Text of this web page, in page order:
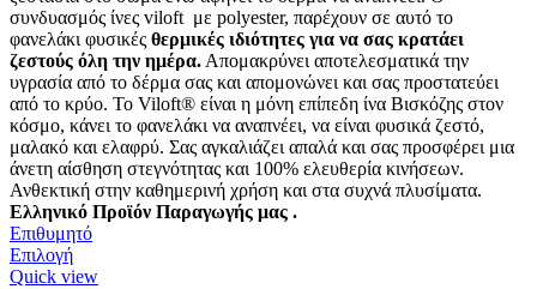
συνδυασμός ίνες viloft με polyester, παρέχουν σε αυτό το
φανελάκι φυσικές θερμικές ιδιότητες για να σας κρατάει
ζεστούς όλη την ημέρα. Απομακρύνει αποτελεσματικά την
υγρασία από το δέρμα σας και απομονώνει και σας προστατεύει
από το κρύο. Το Viloft® είναι η μόνη επίπεδη ίνα Βισκόζης στον
κόσμο, κάνει το φανελάκι να αναπνέει, να είναι φυσικά ζεστό,
μαλακό και ελαφρύ. Σας αγκαλιάζει απαλά και σας προσφέρει μια
άνετη αίσθηση στεγνότητας και 100% ελευθερία κινήσεων.
Ανθεκτική στην καθημερινή χρήση και στα συχνά πλυσίματα.
Ελληνικό Προϊόν Παραγωγής μας .
Επιθυμητό
ΕπιλογήΑυτό
το
Quick view